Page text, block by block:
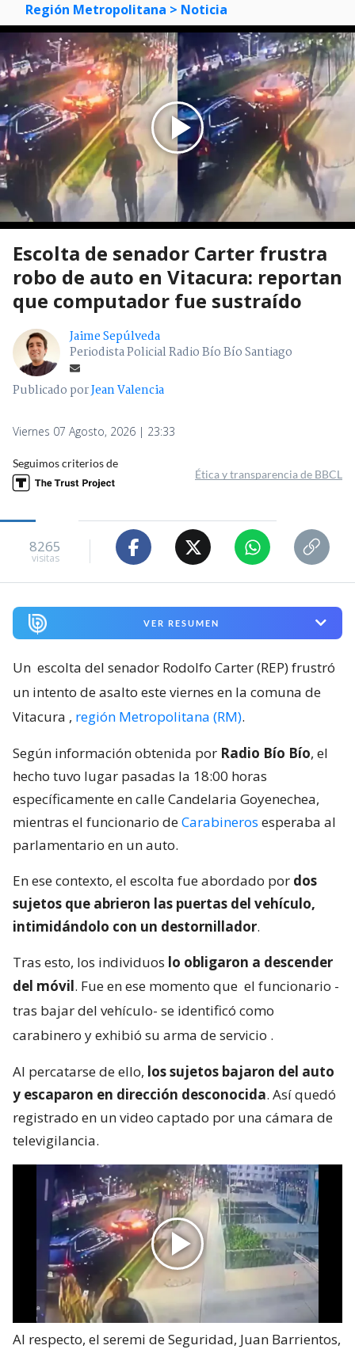
Región Metropolitana > Noticia
Escolta de senador Carter frustra
robo de auto en Vitacura: reportan
que computador fue sustraído
Jaime Sepúlveda
Periodista Policial Radio Bío Bío Santiago
Publicado porJean Valencia
Viernes 07 Agosto, 2026 | 23:33
Seguimos criterios de
Ética y transparencia de BBCL
8265
visitas
VER RESUMEN
Un escolta del senador Rodolfo Carter (REP) frustró
un intento de asalto este viernes en la comuna de
Vitacura , región Metropolitana (RM).
Según información obtenida por Radio Bío Bío, el
hecho tuvo lugar pasadas la 18:00 horas
específicamente en calle Candelaria Goyenechea,
mientras el funcionario deCarabineros esperaba al
parlamentario en un auto.
En ese contexto, el escolta fue abordado por dos
sujetos que abrieron las puertas del vehículo,
intimidándolo con un destornillador.
Tras esto, los individuos lo obligaron a descender
del móvil. Fue en ese momento que el funcionario -
tras bajar del vehículo- se identificó como
carabinero y exhibió su arma de servicio .
Al percatarse de ello, los sujetos bajaron del auto
y escaparon en dirección desconocida. Así quedó
registrado en un video captado por una cámara de
televigilancia.
Al respecto, el seremi de Seguridad, Juan Barrientos,